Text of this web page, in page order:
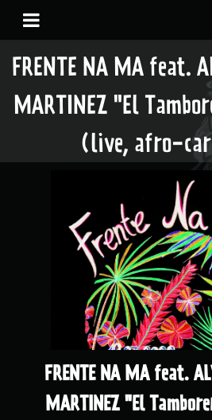
FRENTE NA MA feat.
MARTINEZ "El
(live, afro-
FRENTE NA MA feat.
MARTINEZ "El